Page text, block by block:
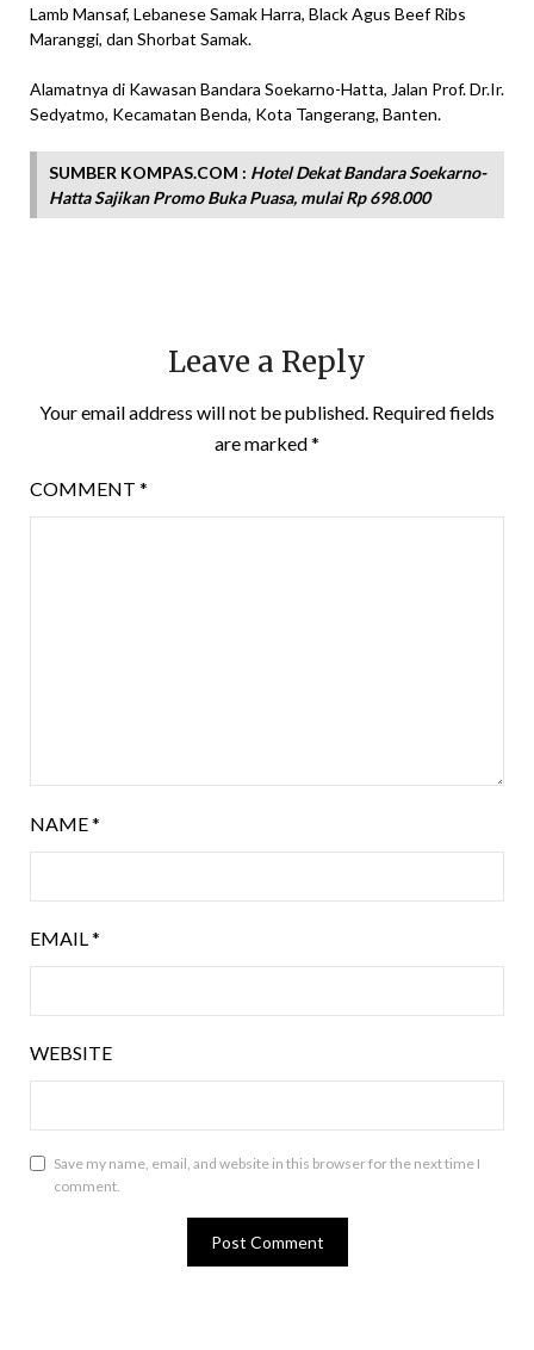
Lamb Mansaf, Lebanese Samak Harra, Black Agus Beef Ribs
Maranggi, dan Shorbat Samak.
Alamatnya di Kawasan Bandara Soekarno-Hatta, Jalan Prof. Dr.Ir.
Sedyatmo, Kecamatan Benda, Kota Tangerang, Banten.
SUMBER KOMPAS.COM : Hotel Dekat Bandara Soekarno-
Hatta Sajikan Promo Buka Puasa, mulai Rp 698.000
Leave a Reply
Your email address will not be published. Required fields
are marked*
COMMENT *
NAME*
EMAIL *
WEBSITE
Save my name, email, and website in this browser for the next time I
comment.